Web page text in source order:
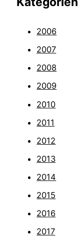
2006
2007
2008
2009
2010
2011
2012
2013
2014
2015
2016
2017